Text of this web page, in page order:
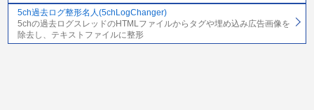
5ch過去ログ整形名人(5chLogChanger)
5chの過去ログスレッドのHTMLファイルからタグや埋め込み広告画像を
除去し、テキストファイルに整形